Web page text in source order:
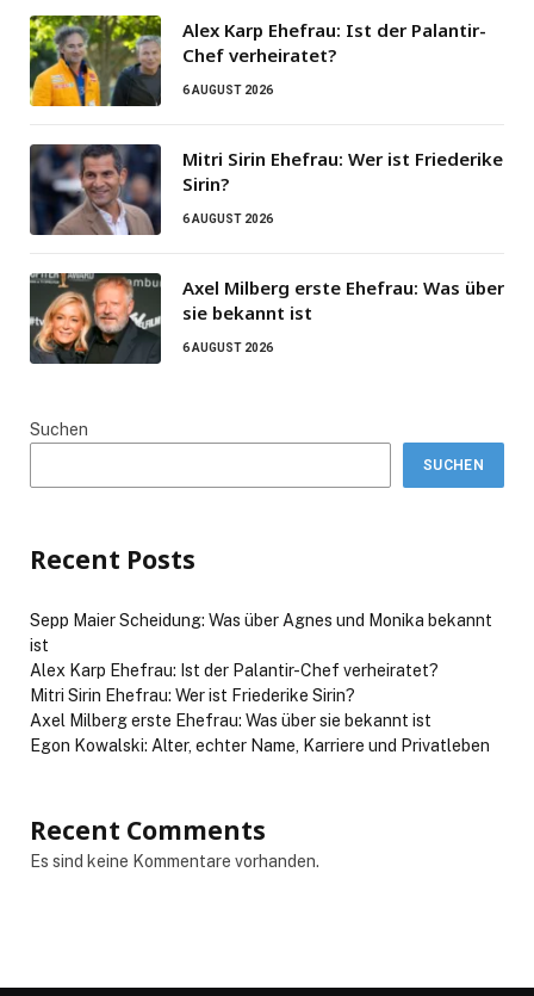
Alex Karp Ehefrau: Ist der Palantir-
Chef verheiratet?
6 AUGUST 2026
Mitri Sirin Ehefrau: Wer ist Friederike
Sirin?
6 AUGUST 2026
Axel Milberg erste Ehefrau: Was über
sie bekannt ist
6 AUGUST 2026
Suchen
SUCHEN
Recent Posts
Sepp Maier Scheidung: Was über Agnes und Monika bekannt
ist
Alex Karp Ehefrau: Ist der Palantir-Chef verheiratet?
Mitri Sirin Ehefrau: Wer ist Friederike Sirin?
Axel Milberg erste Ehefrau: Was über sie bekannt ist
Egon Kowalski: Alter, echter Name, Karriere und Privatleben
Recent Comments
Es sind keine Kommentare vorhanden.